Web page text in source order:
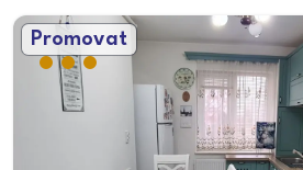
Promovat